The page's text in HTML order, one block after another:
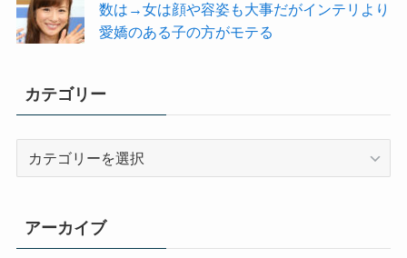
数は→女は顔や容姿も大事だがインテリより
愛嬌のある子の方がモテる
カテゴリー
ー
アーカイブ